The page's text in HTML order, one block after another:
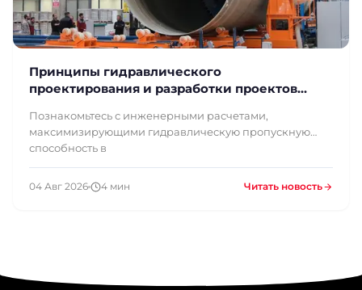
Принципы гидравлического
проектирования и разработки проектов
Познакомьтесь с инженерными расчетами,
максимизирующими гидравлическую пропускную
способность в
04 Авг 2026 4 мин Читать новость